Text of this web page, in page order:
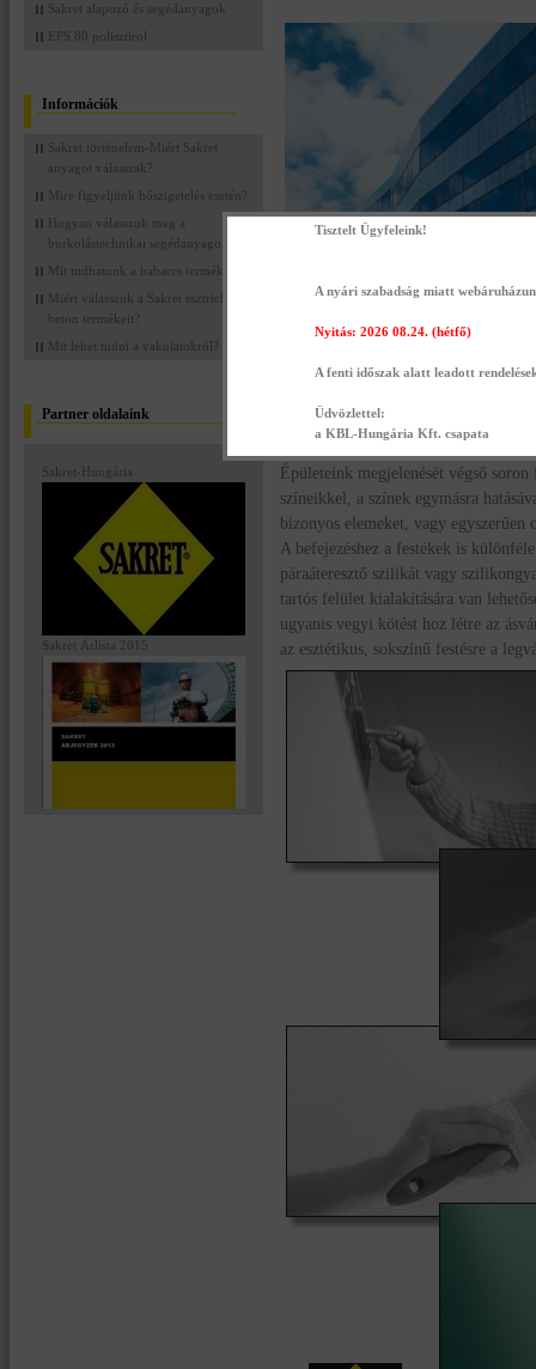
Sakret alapozó és segédanyagok
EPS 80 polisztirol
Információk
Sakret történelem-Miért Sakret
anyagot válasszak?
Mire figyeljünk hőszigetelés esetén?
Hogyan válasszuk meg a
burkolástechnikai segédanyagokat?
Mit tudhatunk a habarcs termékekről?
Miért válasszuk a Sakret esztrich
beton termékeit?
Mit lehet tudni a vakolatokról?
Partner oldalaink
Sakret-Hungária
Sakret Árlista 2015
SAKRET építési festékei
Épületeink megjelenését végső
színeikkel, a színek egymásra
bizonyos elemeket, vagy
A befejezéshez a festékek is
páraáteresztő szilikát vagy
tartós felület kialakítására van
ugyanis vegyi kötést hoz létre az
az esztétikus, sokszínű festésre a
Tisztelt Ügyfeleink!
A nyári szabadság miatt
Nyitás: 2026 08.24. (hétfő)
A fenti időszak alatt leadott
Üdvözlettel:
a KBL-Hungária Kft. csapata